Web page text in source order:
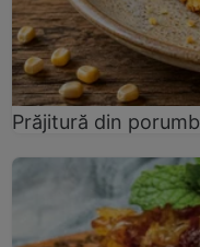
Prăjitură din porumb